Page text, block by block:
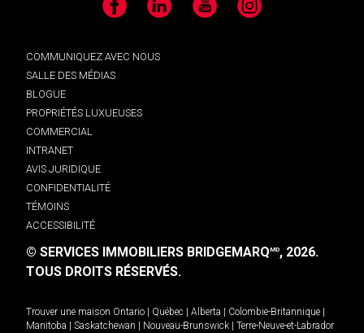
Facebook LinkedIn YouTube Instagram
COMMUNIQUEZ AVEC NOUS
SALLE DES MÉDIAS
BLOGUE
PROPRIÉTÉS LUXUEUSES
COMMERCIAL
INTRANET
AVIS JURIDIQUE
CONFIDENTIALITÉ
TÉMOINS
ACCESSIBILITÉ
© SERVICES IMMOBILIERS BRIDGEMARQMD, 2026.
TOUS DROITS RÉSERVÉS.
Trouver une maison Ontario Québec Alberta Colombie-Britannique
Manitoba
Saskatchewan Nouveau-Brunswick
Terre-Neuve-et-Labrador